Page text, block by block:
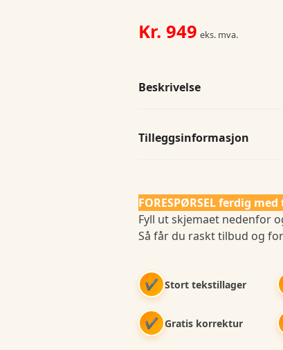
Slim
antall
Kr. 949 eks. mva.
Beskrivelse
Tilleggsinformasjon
FORESPØRSEL ferdig
Fyll ut skjemaet nedenfor
Så får du raskt tilbud og
✔ Stort tekstillager
✔ Gratis korrektur